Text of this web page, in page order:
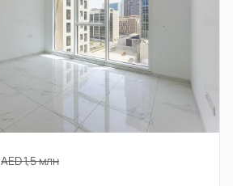
AED 1,5 млн